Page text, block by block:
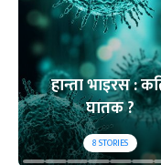
हान्ता भाइरस :
घातक ?
8STORIES